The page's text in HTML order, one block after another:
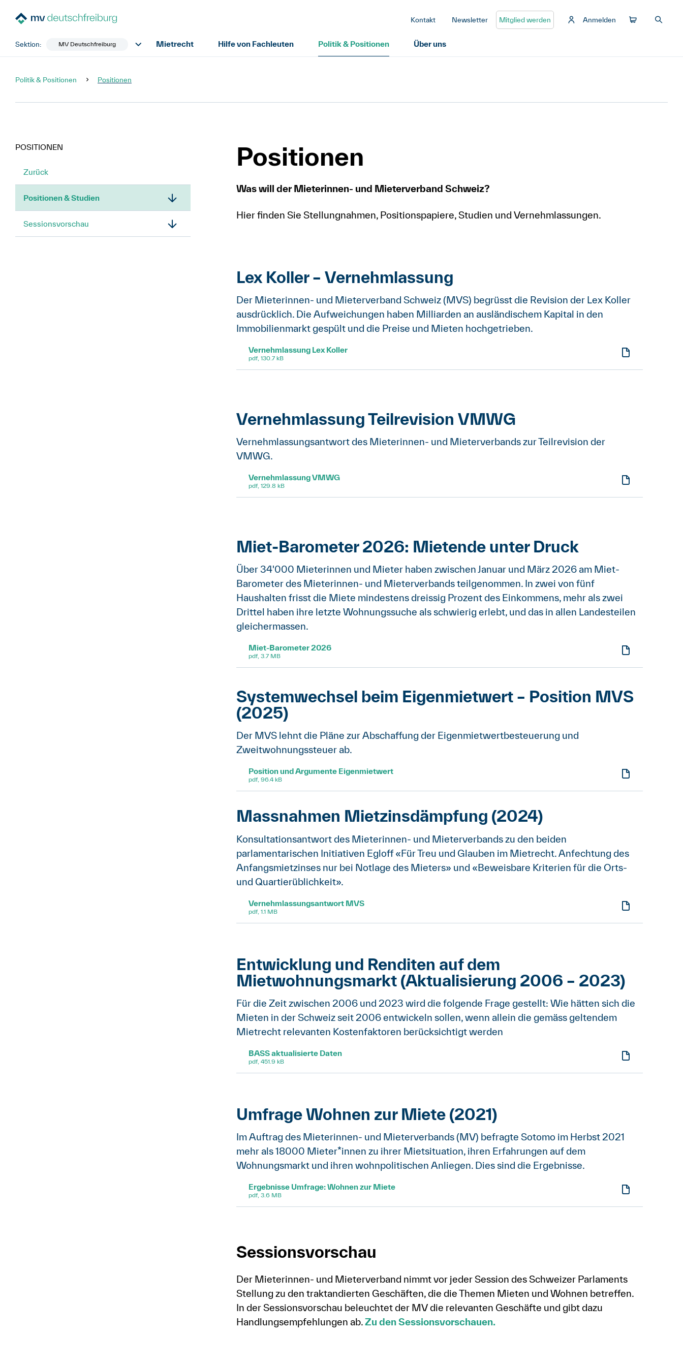
Kontakt Newsletter Mitglied werden Anmelden
Sektion: MV Deutschfreiburg Mietrecht Hilfe von Fachleuten Politik & Positionen Über uns
Politik & Positionen Positionen
POSITIONEN
Zurück
Positionen & Studien
Sessionsvorschau
Positionen
Was will der Mieterinnen- und Mieterverband Schweiz?
Hier finden Sie Stellungnahmen, Positionspapiere, Studien und Vernehmlassungen.
Lex Koller – Vernehmlassung
Der Mieterinnen- und Mieterverband Schweiz (MVS) begrüsst die Revision der Lex Koller
ausdrücklich. Die Aufweichungen haben Milliarden an ausländischem Kapital in den
Immobilienmarkt gespült und die Preise und Mieten hochgetrieben.
Vernehmlassung Lex Koller
pdf, 130.7 kB
Vernehmlassung Teilrevision VMWG
Vernehmlassungsantwort des Mieterinnen- und Mieterverbands zur Teilrevision der
VMWG.
Vernehmlassung VMWG
pdf, 129.8 kB
Miet-Barometer 2026: Mietende unter Druck
Über 34'000 Mieterinnen und Mieter haben zwischen Januar und März 2026 am Miet-
Barometer des Mieterinnen- und Mieterverbands teilgenommen. In zwei von fünf
Haushalten frisst die Miete mindestens dreissig Prozent des Einkommens, mehr als zwei
Drittel haben ihre letzte Wohnungssuche als schwierig erlebt, und das in allen Landesteilen
gleichermassen.
Miet-Barometer 2026
pdf, 3.7 MB
Systemwechsel beim Eigenmietwert – Position MVS
(2025)
Der MVS lehnt die Pläne zur Abschaffung der Eigenmietwertbesteuerung und
Zweitwohnungssteuer ab.
Position und Argumente Eigenmietwert
pdf, 96.4 kB
Massnahmen Mietzinsdämpfung (2024)
Konsultationsantwort des Mieterinnen- und Mieterverbands zu den beiden
parlamentarischen Initiativen Egloff «Für Treu und Glauben im Mietrecht. Anfechtung des
Anfangsmietzinses nur bei Notlage des Mieters» und «Beweisbare Kriterien für die Orts-
und Quartierüblichkeit».
Vernehmlassungsantwort MVS
pdf, 1.1 MB
Entwicklung und Renditen auf dem
Mietwohnungsmarkt (Aktualisierung 2006 – 2023)
Für die Zeit zwischen 2006 und 2023 wird die folgende Frage gestellt: Wie hätten sich die
Mieten in der Schweiz seit 2006 entwickeln sollen, wenn allein die gemäss geltendem
Mietrecht relevanten Kostenfaktoren berücksichtigt werden
BASS aktualisierte Daten
pdf, 451.9 kB
Umfrage Wohnen zur Miete (2021)
Im Auftrag des Mieterinnen- und Mieterverbands (MV) befragte Sotomo im Herbst 2021
mehr als 18000 Mieter*innen zu ihrer Mietsituation, ihren Erfahrungen auf dem
Wohnungsmarkt und ihren wohnpolitischen Anliegen. Dies sind die Ergebnisse.
Ergebnisse Umfrage: Wohnen zur Miete
pdf, 3.6 MB
Sessionsvorschau
Der Mieterinnen- und Mieterverband nimmt vor jeder Session des Schweizer Parlaments
Stellung zu den traktandierten Geschäften, die die Themen Mieten und Wohnen betreffen.
In der Sessionsvorschau beleuchtet der MV die relevanten Geschäfte und gibt dazu
Handlungsempfehlungen ab.Zu den Sessionsvorschauen.